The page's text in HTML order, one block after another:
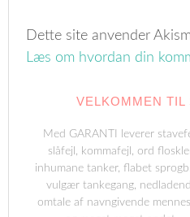
Dette site anvender
Læs om hvordan din
VELKOMMEN
Med GARANTI leverer
slåfejl, kommafejl, ord
inhumane tanker, flabet
vulgær tankegang,
omtale af navngivende